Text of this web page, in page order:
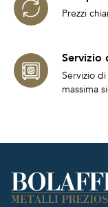
Prezzi
Servizio
Servizio
massima